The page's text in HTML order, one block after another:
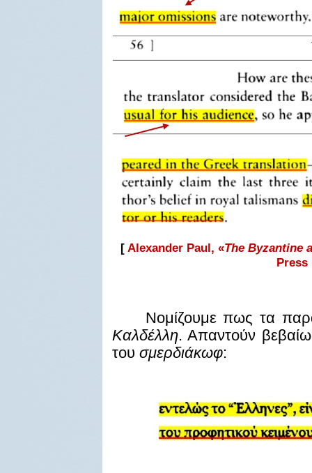
[ Alexander Paul, «The Byzantine
Press
Νομίζουμε πως τα
Καλδέλλη. Απαντούν
του σμερδιάκωφ: